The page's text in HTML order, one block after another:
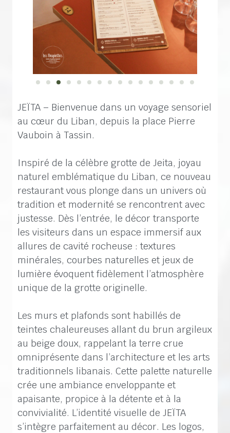
JEÏTA – Bienvenue dans un voyage sensoriel
au cœur du Liban, depuis la place Pierre
Vauboin à Tassin.
Inspiré de la célèbre grotte de Jeita, joyau
naturel emblématique du Liban, ce nouveau
restaurant vous plonge dans un univers où
tradition et modernité se rencontrent avec
justesse. Dès l’entrée, le décor transporte
les visiteurs dans un espace immersif aux
allures de cavité rocheuse : textures
minérales, courbes naturelles et jeux de
lumière évoquent fidèlement l’atmosphère
unique de la grotte originelle.
Les murs et plafonds sont habillés de
teintes chaleureuses allant du brun argileux
au beige doux, rappelant la terre crue
omniprésente dans l’architecture et les arts
traditionnels libanais. Cette palette naturelle
crée une ambiance enveloppante et
apaisante, propice à la détente et à la
convivialité. L’identité visuelle de JEÏTA
s’intègre parfaitement au décor. Les logos,